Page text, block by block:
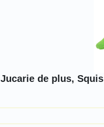
Jucarie de plus,